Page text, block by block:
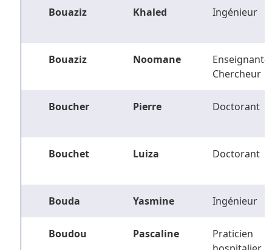
Bouaziz Khaled Ingénieur
Bouaziz Noomane
Enseignant-
Chercheur
Boucher Pierre Doctorant
Bouchet Luiza Doctorant
Bouda Yasmine Ingénieur
Boudou Pascaline
Praticien